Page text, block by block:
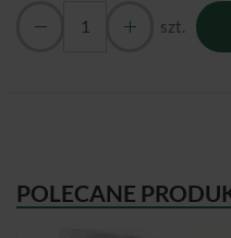
szt.
POLECANE